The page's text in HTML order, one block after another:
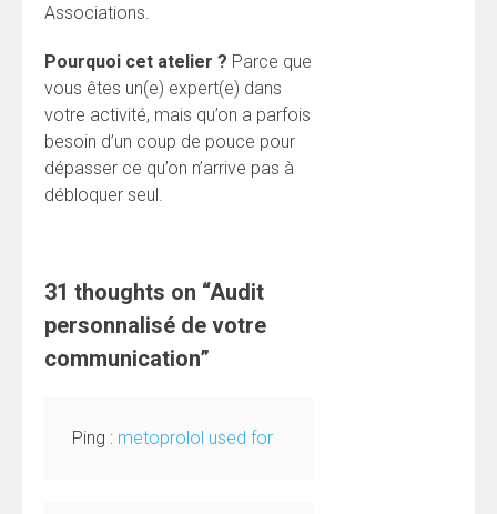
Associations.
Pourquoi cet atelier ? Parce que
vous êtes un(e) expert(e) dans
votre activité, mais qu’on a parfois
besoin d’un coup de pouce pour
dépasser ce qu’on n’arrive pas à
débloquer seul.
31 thoughts on “Audit
personnalisé de votre
communication”
Ping : metoprolol used for